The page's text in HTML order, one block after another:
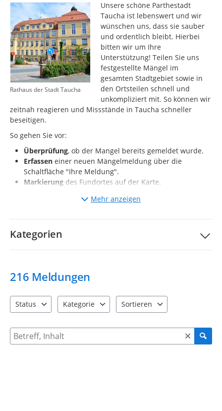
Rathaus der Stadt Taucha
Unsere schöne Parthestadt
Taucha ist lebenswert und wir
wünschen uns, dass sie sauber
und ordentlich bleibt. Hierbei
bitten wir um Ihre
Unterstützung! Teilen Sie uns
festgestellte Mängel im
gesamten Stadtgebiet sowie in
den Ortsteilen schnell und
unkompliziert mit. So können wir
zeitnah reagieren und Missstände in Taucha schneller
beseitigen.
So gehen Sie vor:
Überprüfung, ob der Mangel bereits gemeldet wurde.
Erfassen einer neuen Mängelmeldung über die
Schaltfläche "Ihre Meldung".
Markierung des Fundortes auf der Karte.
des Mangels und ggf. Hochladen von
Bitte nehmen Sie unsere Teilnahmebedingungen und
zur Kenntnis.
Mehr anzeigen
Kategorien
216 Meldungen
Status
Kategorie
Sortieren
Suche nach Meldungen und Kommentaren